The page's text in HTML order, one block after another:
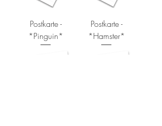
Postkarte -
*Pinguin*
Postkarte -
*Hamster*